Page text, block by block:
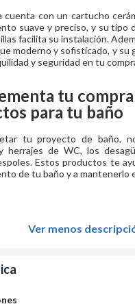
cuenta con un cartucho
suave y preciso, y su tipo
facilita su instalación.
moderno y sofisticado, y su
y seguridad en tu
tu
para tu baño
tu proyecto de baño,
herrajes de WC, los
Estos productos te
de tu baño y a mantenerlo
Ver menos